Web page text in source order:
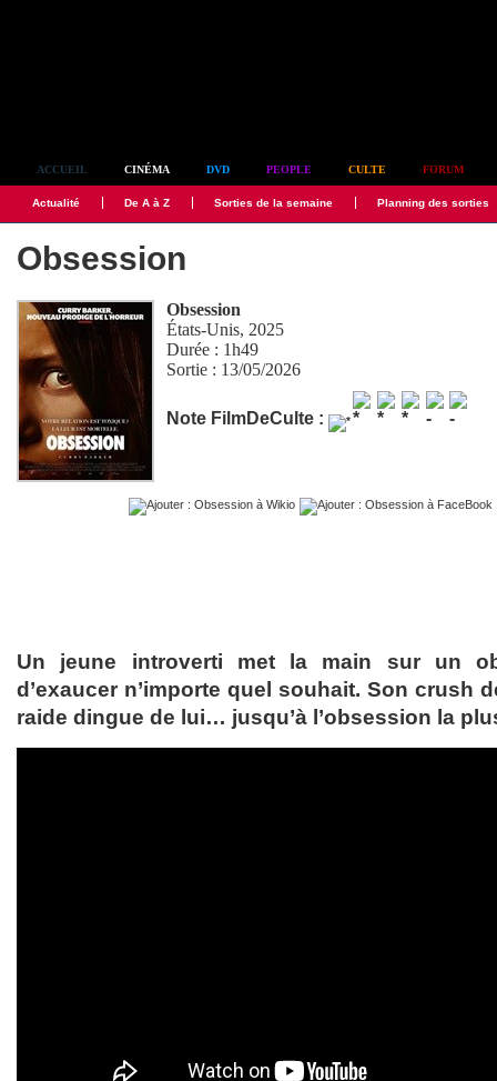
ACCUEIL CINÉMA DVD PEOPLE CULTE FORUM
Actualité De A à Z Sorties de la semaine Planning des sorties
Obsession
Obsession
États-Unis, 2025
Durée : 1h49
Sortie : 13/05/2026
Note FilmDeCulte :
Un jeune introverti met la main sur un
d’exaucer n’importe quel souhait. Son crush
raide dingue de lui… jusqu’à l’obsession la